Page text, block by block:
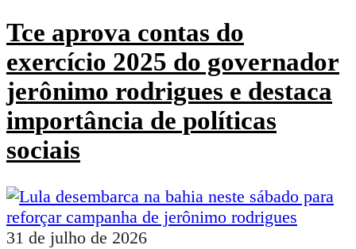
Tce aprova contas do
exercício 2025 do governador
jerônimo rodrigues e destaca
importância de políticas
sociais
31 de julho de 2026